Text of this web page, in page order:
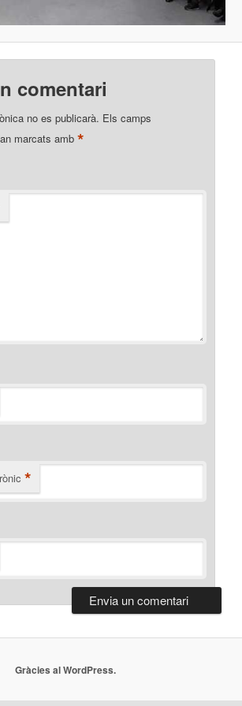
comentari
no es publicarà. Els camps
marcats amb*
*
Gràcies al WordPress.